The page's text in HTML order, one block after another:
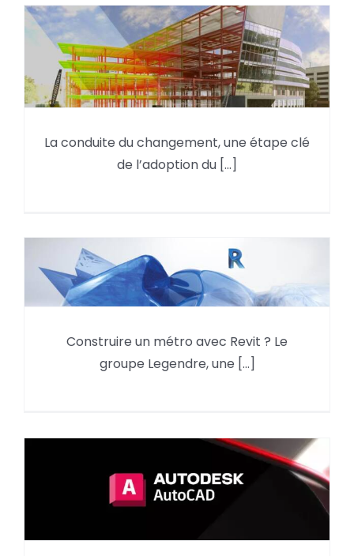
La conduite du changement,
une étape clé de l’adoption du
La conduite du changement, une étape clé
de l’adoption du [...]
Construire un métro avec Revit
Construire un métro avec Revit ? Le
groupe Legendre, une [...]